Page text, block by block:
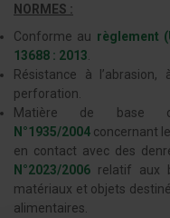
NORMES :
Conforme au règlement
13688 : 2013
Résistance à
perforation.
Matière de base
N°1935/2004 concernant
en contact avec des
N°2023/2006 relatif aux
matériaux et objets
alimentaires.